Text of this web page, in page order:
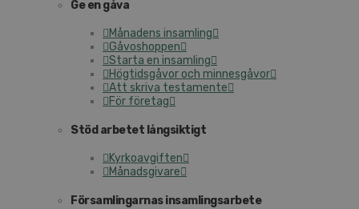
Ge en gåva
Månadens insamling
Gåvoshoppen
Starta en insamling
Högtidsgåvor och minnesgåvor
Att skriva testamente
För företag
Stöd arbetet långsiktigt
Kyrkoavgiften
Månadsgivare
Församlingarnas insamlingsarbete